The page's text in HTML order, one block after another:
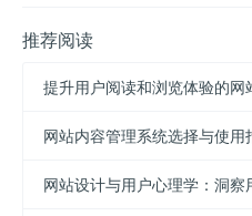
推荐阅读
提升用户阅读和浏览体验的
网站内容管理系统选择与使用
网站设计与用户心理学：洞察